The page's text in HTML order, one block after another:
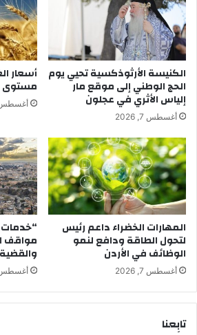
الكنيسة الأرثوذكسية تحيي يوم
الحج الوطني إلى موقع مار
إلياس الأثري في عجلون
أغسطس 7, 2026
أسعار
مستوى منذ 3
أغسطس 7,
المهارات الخضراء داعم رئيس
لتحول الطاقة ودافع لنمو
الوظائف في الأردن
أغسطس 7, 2026
“خدمات
مواقف
أغسطس 7,
تابِعنا